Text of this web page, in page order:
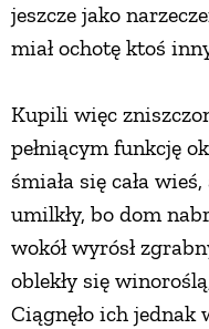
jeszcze jako
miał ochotę ktoś
Kupili więc
pełniącym funkcję
śmiała się cała
umilkły, bo dom
wokół wyrósł
oblekły się
Ciągnęło ich